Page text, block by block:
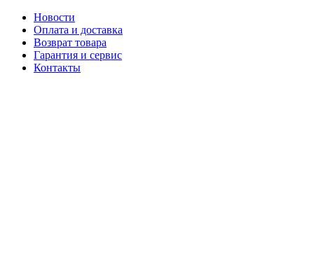
Новости
Оплата и доставка
Возврат товара
Гарантия и сервис
Контакты